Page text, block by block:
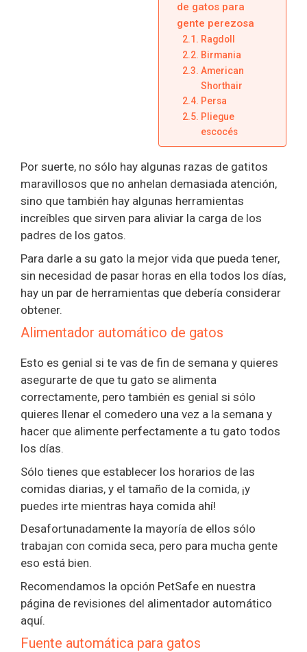
de gatos para
gente perezosa
Ragdoll
Birmania
American
Shorthair
Persa
Pliegue
escocés
Por suerte, no sólo hay algunas razas de gatitos
maravillosos que no anhelan demasiada atención,
sino que también hay algunas herramientas
increíbles que sirven para aliviar la carga de los
padres de los gatos.
Para darle a su gato la mejor vida que pueda tener,
sin necesidad de pasar horas en ella todos los días,
hay un par de herramientas que debería considerar
obtener.
Alimentador automático de gatos
Esto es genial si te vas de fin de semana y quieres
asegurarte de que tu gato se alimenta
correctamente, pero también es genial si sólo
quieres llenar el comedero una vez a la semana y
hacer que alimente perfectamente a tu gato todos
los días.
Sólo tienes que establecer los horarios de las
comidas diarias, y el tamaño de la comida, ¡y
puedes irte mientras haya comida ahí!
Desafortunadamente la mayoría de ellos sólo
trabajan con comida seca, pero para mucha gente
eso está bien.
Recomendamos la opción PetSafe en nuestra
página de revisiones del alimentador automático
aquí.
Fuente automática para gatos